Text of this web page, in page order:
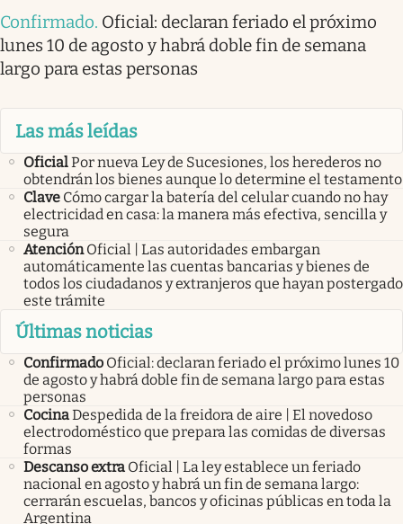
Confirmado. Oficial: declaran feriado el próximo
lunes 10 de agosto y habrá doble fin de semana
largo para estas personas
Las más leídas
OficialPor nueva Ley de Sucesiones, los herederos no
obtendrán los bienes aunque lo determine el testamento
Clave Cómo cargar la batería del celular cuando no hay
electricidad en casa: la manera más efectiva, sencilla y
segura
Atención Oficial | Las autoridades embargan
automáticamente las cuentas bancarias y bienes de
todos los ciudadanos y extranjeros que hayan postergado
este trámite
Últimas noticias
Confirmado Oficial: declaran feriado el próximo lunes 10
de agosto y habrá doble fin de semana largo para estas
personas
CocinaDespedida de la freidora de aire | El novedoso
electrodoméstico que prepara las comidas de diversas
formas
Descanso extra Oficial | La ley establece un feriado
nacional en agosto y habrá un fin de semana largo:
cerrarán escuelas, bancos y oficinas públicas en toda la
Argentina